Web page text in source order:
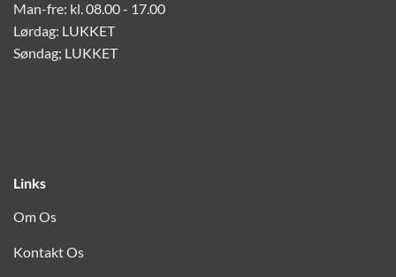
Man-fre: kl. 08.00 - 17.00
Lørdag: LUKKET
Søndag; LUKKET
Links
Om Os
Kontakt Os